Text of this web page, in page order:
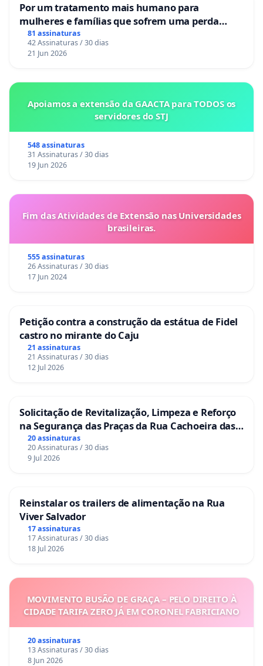
Por um tratamento mais humano para
mulheres e famílias que sofrem uma perda
gestacional nos hospitais portugueses
81 assinaturas
42 Assinaturas / 30 dias
21 Jun 2026
Apoiamos a extensão da GAACTA para TODOS os
servidores do STJ
548 assinaturas
31 Assinaturas / 30 dias
19 Jun 2026
Fim das Atividades de Extensão nas Universidades
brasileiras.
555 assinaturas
26 Assinaturas / 30 dias
17 Jun 2024
Petição contra a construção da estátua de Fidel
castro no mirante do Caju
21 assinaturas
21 Assinaturas / 30 dias
12 Jul 2026
Solicitação de Revitalização, Limpeza e Reforço
na Segurança das Praças da Rua Cachoeira das
Sete Ilhas
20 assinaturas
20 Assinaturas / 30 dias
9 Jul 2026
Reinstalar os trailers de alimentação na Rua
Viver Salvador
17 assinaturas
17 Assinaturas / 30 dias
18 Jul 2026
MOVIMENTO BUSÃO DE GRAÇA – PELO DIREITO À
CIDADE TARIFA ZERO JÁ EM CORONEL FABRICIANO
20 assinaturas
13 Assinaturas / 30 dias
8 Jun 2026